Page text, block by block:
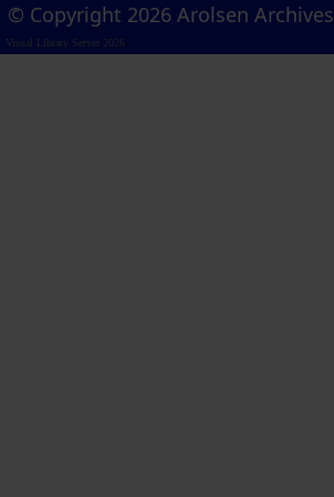
© Copyright 2026 Arolsen Archives
Visual Library Server 2026